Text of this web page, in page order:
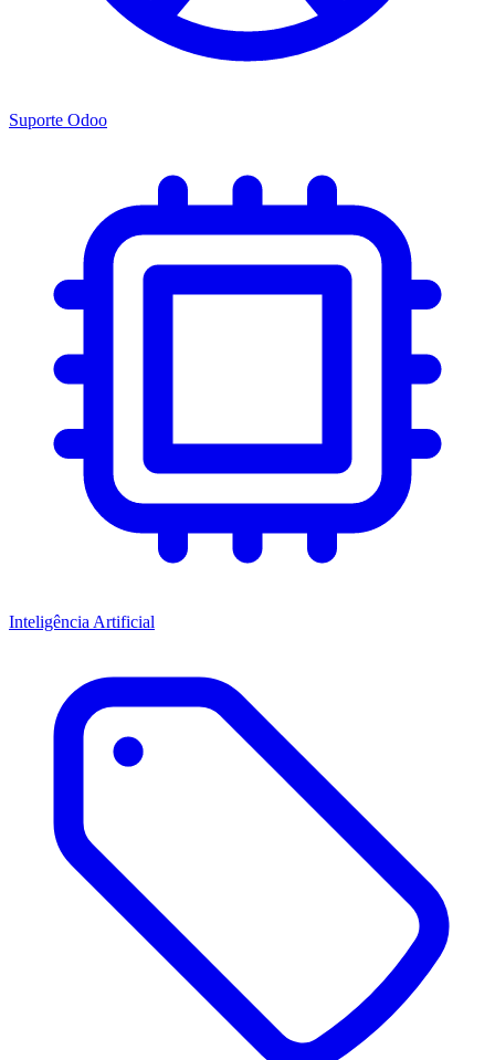
Suporte Odoo
Inteligência Artificial